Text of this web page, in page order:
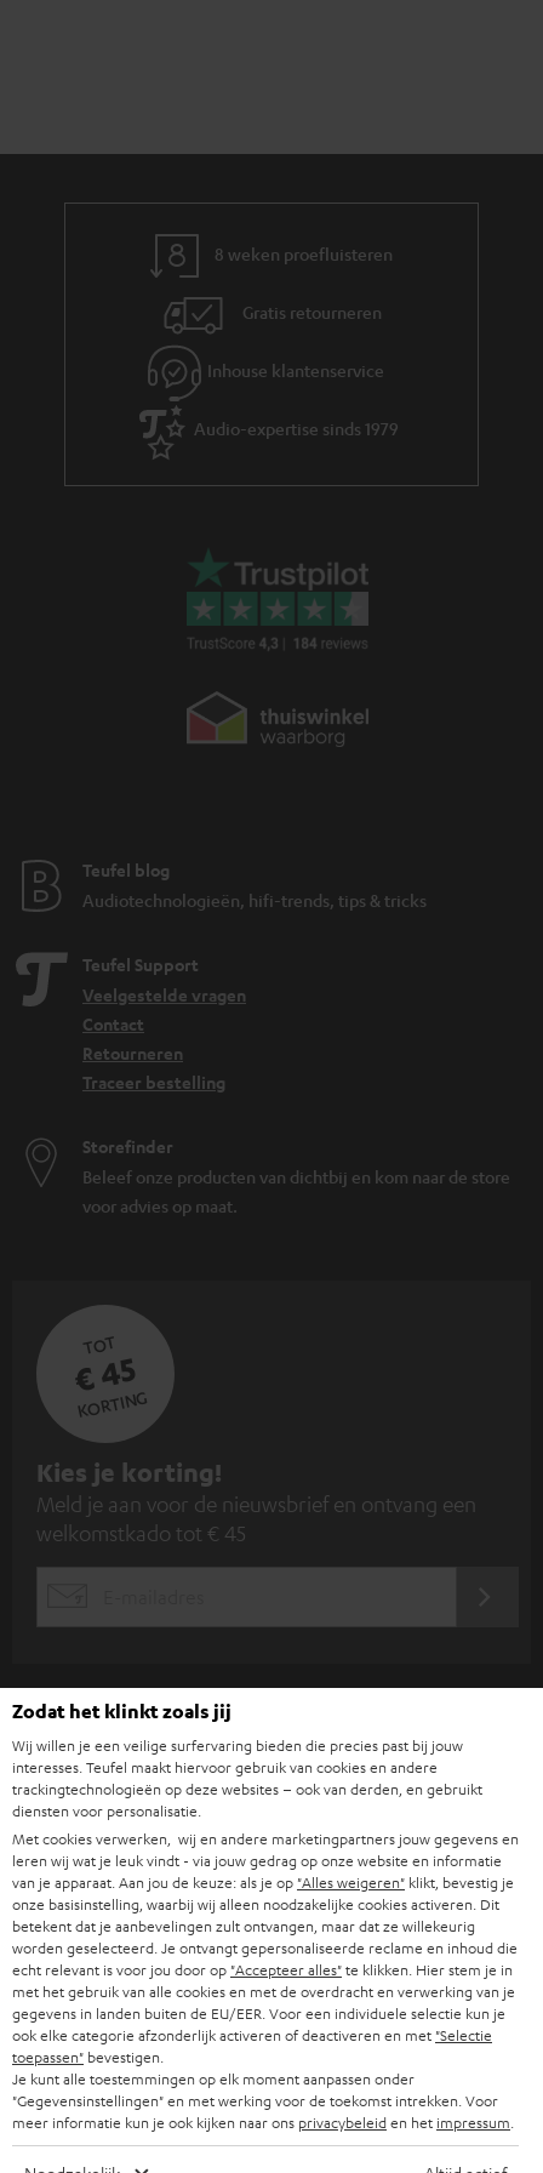
8 weken proefluisteren
Gratis retourneren
Inhouse klantenservice
Audio-expertise sinds 1979
Teufel blog
Audiotechnologieën, hifi-trends, tips & tricks
Teufel Support
Veelgestelde vragen
Contact
Retourneren
Traceer bestelling
Storefinder
Beleef onze producten van dichtbij en kom naar de store
voor advies op maat.
TOT
€ 45
KORTING
A
a
n
d
e
n
v
o
o
r
n
i
e
u
w
s
b
Kies je korting!
Meld je aan voor de nieuwsbrief en ontvang een
welkomstkado tot € 45
Categorieën
HOME CINEMA SPEAKERS
COMPLETE SYSTEMEN
SOUNDBARS
HIFI-SPEAKERS
SMART HOME
Bedrijf
SUPPORT
CARRIÈRE
PERS & MARKETING
Teufel online shops
DUITSLAND
OOSTENRIJK
Zodat het klinkt zoals jij
Wij willen je een veilige surfervaring bieden die precies past bij jouw
interesses. Teufel maakt hiervoor gebruik van cookies en andere
trackingtechnologieën op deze websites – ook van derden, en gebruikt
diensten voor personalisatie.
Met cookies verwerken, wij en andere marketingpartners jouw gegevens en
leren wij wat je leuk vindt - via jouw gedrag op onze website en informatie
van je apparaat. Aan jou de keuze: als je op "Alles weigeren" klikt, bevestig je
onze basisinstelling, waarbij wij alleen noodzakelijke cookies activeren. Dit
betekent dat je aanbevelingen zult ontvangen, maar dat ze willekeurig
worden geselecteerd. Je ontvangt gepersonaliseerde reclame en inhoud die
echt relevant is voor jou door op "Accepteer alles"te klikken. Hier stem je in
met het gebruik van alle cookies en met de overdracht en verwerking van je
gegevens in landen buiten de EU/EER. Voor een individuele selectie kun je
ook elke categorie afzonderlijk activeren of deactiveren en met "Selectie
toepassen" bevestigen.
Je kunt alle toestemmingen op elk moment aanpassen onder
"Gegevensinstellingen" en met werking voor de toekomst intrekken. Voor
meer informatie kun je ook kijken naar ons privacybeleiden het impressum